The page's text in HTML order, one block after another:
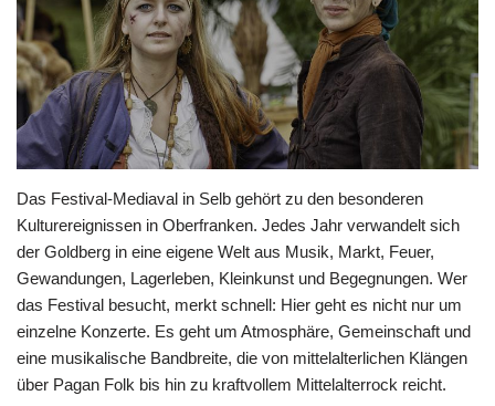
Das Festival-Mediaval in Selb gehört zu den besonderen
Kulturereignissen in Oberfranken. Jedes Jahr verwandelt sich
der Goldberg in eine eigene Welt aus Musik, Markt, Feuer,
Gewandungen, Lagerleben, Kleinkunst und Begegnungen. Wer
das Festival besucht, merkt schnell: Hier geht es nicht nur um
einzelne Konzerte. Es geht um Atmosphäre, Gemeinschaft und
eine musikalische Bandbreite, die von mittelalterlichen Klängen
über Pagan Folk bis hin zu kraftvollem Mittelalterrock reicht.